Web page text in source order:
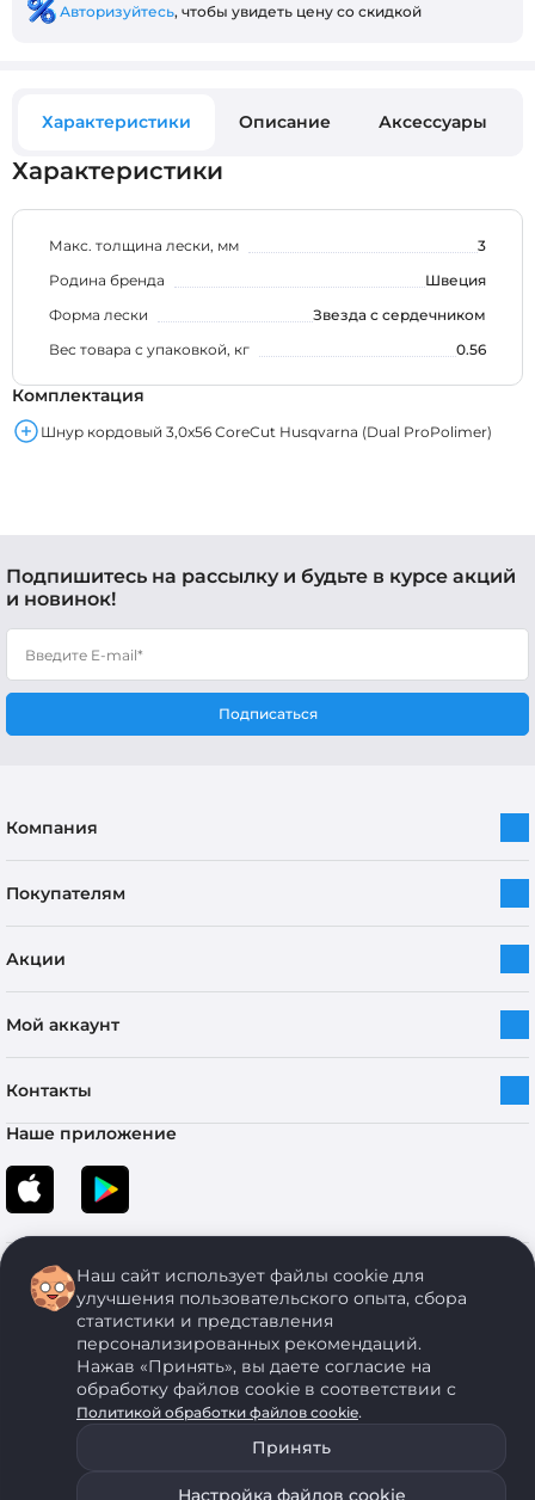
Авторизуйтесь, чтобы увидеть цену со скидкой
Характеристики Описание Аксессуары
Характеристики
Макс. толщина лески, мм
3
Родина бренда
Швеция
Форма лески
Звезда с сердечником
Вес товара с упаковкой, кг
0.56
Комплектация
Шнур кордовый 3,0x56 CoreCut Husqvarna (Dual ProPolimer)
Подпишитесь на рассылку и будьте в курсе акций
и новинок!
Подписаться
Компания
Покупателям
Акции
Мой аккаунт
Контакты
Наше приложение
Copyright © 2005-2026 ОДО “ЭКОНОМСТРОЙ”. Все права защищены.
ОДО "ЭКОНОМСТРОЙ" Юр.адрес: 224011, г. Брест, ул. Чичерина, д. 26 УНП: 290429086, регистрация:№
05554, выдано 06 сентября 2005 г. Зарегистрировал Брестский областной исполнительный комитет 31
августа 2005 г. Регистрация интернет-магазина: в Торговом реестре Республики Беларусь № 525626
ОДО "ЭКОНОМСТРОЙ" использует на своем сайте анонимные данные, передаваемые с помощью
Наш сайт использует файлы cookie для
улучшения пользовательского опыта, сбора
статистики и представления
персонализированных рекомендаций.
Нажав «Принять», вы даете согласие на
обработку файлов cookie в соответствии с
Политикой обработки файлов cookie.
Принять
Настройка файлов cookie